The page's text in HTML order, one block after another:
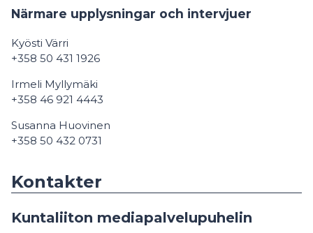
Närmare upplysningar och intervjuer
Kyösti Värri
+358 50 431 1926
Irmeli Myllymäki
+358 46 921 4443
Susanna Huovinen
+358 50 432 0731
Kontakter
Kuntaliiton mediapalvelupuhelin